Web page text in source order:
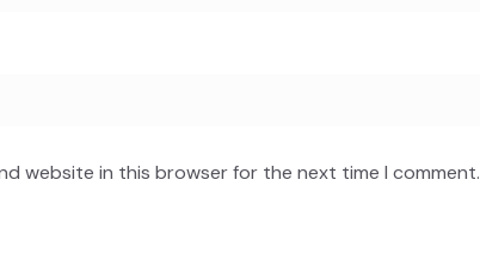
website in this browser for the next time I comment.